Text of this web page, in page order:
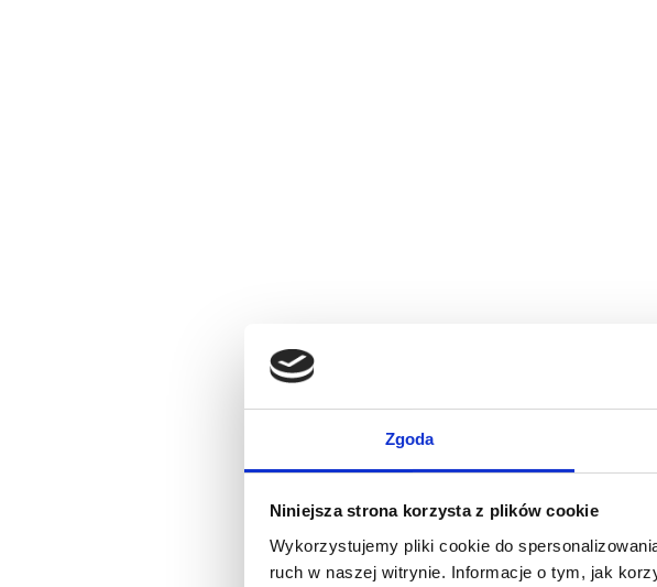
Zgoda
Niniejsza strona korzysta z plików cookie
Wykorzystujemy pliki cookie do
ruch w naszej witrynie. Informacje o tym, jak